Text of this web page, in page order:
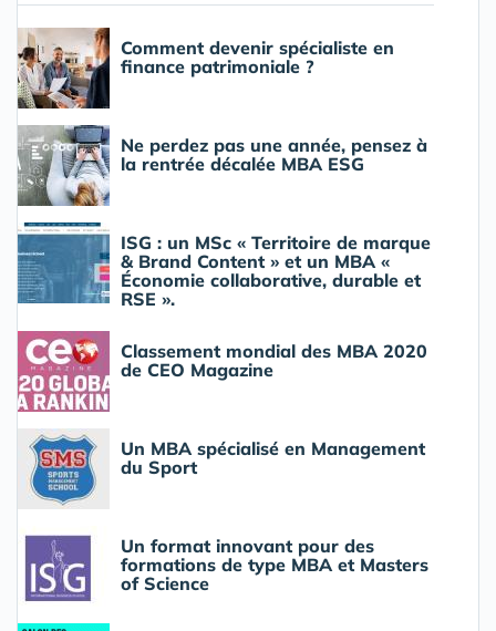
Comment devenir spécialiste en
finance patrimoniale ?
Ne perdez pas une année, pensez à
la rentrée décalée MBA ESG
ISG : un MSc « Territoire de marque
& Brand Content » et un MBA «
Économie collaborative, durable et
RSE ».
Classement mondial des MBA 2020
de CEO Magazine
Un MBA spécialisé en Management
du Sport
Un format innovant pour des
formations de type MBA et Masters
of Science